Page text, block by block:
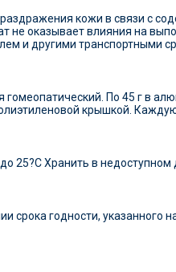
кожи в связи с
не оказывает влияния на
и другими транспортными
гомеопатический. По 45 г в
крышкой.
25?С Хранить в недоступном
срока годности, указанного